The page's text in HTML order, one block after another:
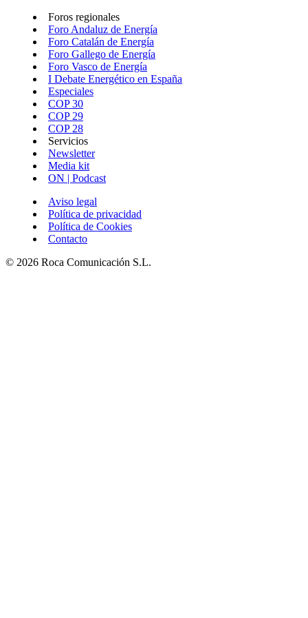
Foros regionales
Foro Andaluz de Energía
Foro Catalán de Energía
Foro Gallego de Energía
Foro Vasco de Energía
I Debate Energético en España
Especiales
COP 30
COP 29
COP 28
Servicios
Newsletter
Media kit
ON | Podcast
Aviso legal
Política de privacidad
Política de Cookies
Contacto
© 2026 Roca Comunicación S.L.